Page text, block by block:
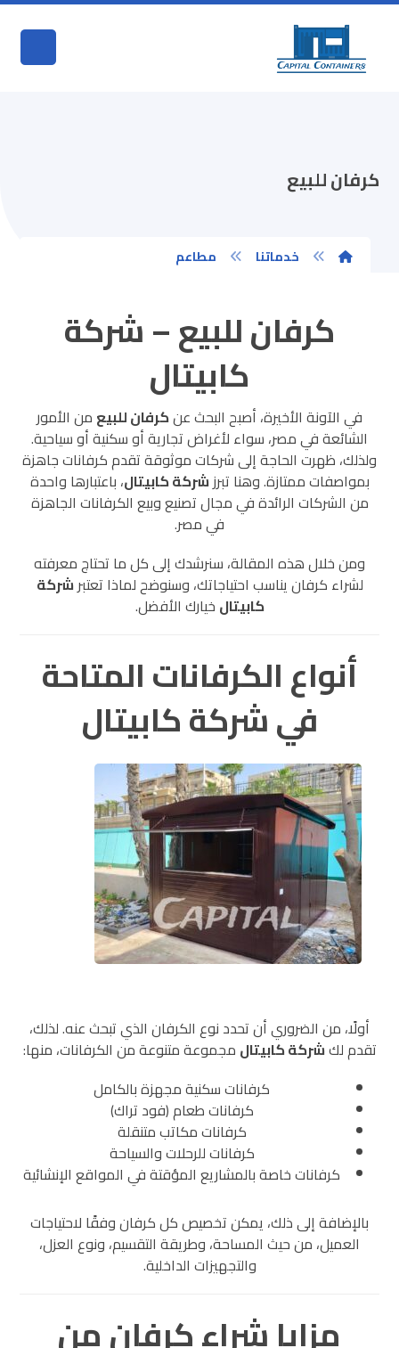
كرفان للبيع
خدماتنا مطاعم
كرفان للبيع – شركة
كابيتال
في الآونة الأخيرة، أصبح البحث عنكرفان للبيع من الأمور
الشائعة في مصر، سواء لأغراض تجارية أو سكنية أو سياحية.
ولذلك، ظهرت الحاجة إلى شركات موثوقة تقدم كرفانات جاهزة
بمواصفات ممتازة. وهنا تبرزشركة كابيتال، باعتبارها واحدة
من الشركات الرائدة في مجال تصنيع وبيع الكرفانات الجاهزة
في مصر.
ومن خلال هذه المقالة، سنرشدك إلى كل ما تحتاج معرفته
لشراء كرفان يناسب احتياجاتك، وسنوضح لماذا تعتبرشركة
كابيتال خيارك الأفضل.
أنواع الكرفانات المتاحة
في شركة كابيتال
أولًا، من الضروري أن تحدد نوع الكرفان الذي تبحث عنه. لذلك،
تقدم لكشركة كابيتال مجموعة متنوعة من الكرفانات، منها:
كرفانات سكنية مجهزة بالكامل
كرفانات طعام (فود تراك)
كرفانات مكاتب متنقلة
كرفانات للرحلات والسياحة
كرفانات خاصة بالمشاريع المؤقتة في المواقع الإنشائية
بالإضافة إلى ذلك، يمكن تخصيص كل كرفان وفقًا لاحتياجات
العميل، من حيث المساحة، وطريقة التقسيم، ونوع العزل،
والتجهيزات الداخلية.
مزايا شراء كرفان من